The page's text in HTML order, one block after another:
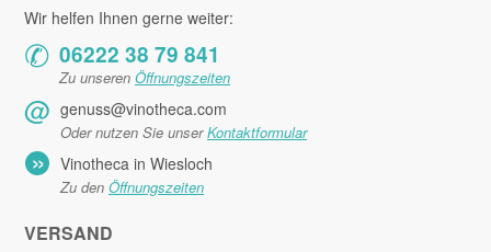
Wir helfen Ihnen gerne weiter:
✆ 06222 38 79 841
Zu unseren Öffnungszeiten
@ genuss@vinotheca.com
Oder nutzen Sie unserKontaktformular
» Vinotheca in Wiesloch
Zu den Öffnungszeiten
VERSAND